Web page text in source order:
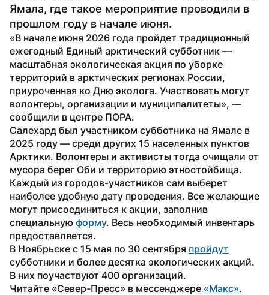
Ямала, где такое мероприятие проводили в
прошлом году в начале июня.
«В начале июня 2026 года пройдет традиционный
ежегодный Единый арктический субботник —
масштабная экологическая акция по уборке
территорий в арктических регионах России,
приуроченная ко Дню эколога. Участвовать могут
волонтеры, организации и муниципалитеты», —
сообщили в центре ПОРА.
Салехард был участником субботника на Ямале в
2025 году — среди других 15 населенных пунктов
Арктики. Волонтеры и активисты тогда очищали от
мусора берег Оби и территорию этностойбища.
Каждый из городов-участников сам выберет
наиболее удобную дату проведения. Все желающие
могут присоединиться к акции, заполнив
специальную форму. Весь необходимый инвентарь
предоставляется.
В Ноябрьске с 15 мая по 30 сентября пройдут
субботники и более десятка экологических акций.
В них поучаствуют 400 организаций.
Читайте «Север-Пресс» в мессенджере «Макс».